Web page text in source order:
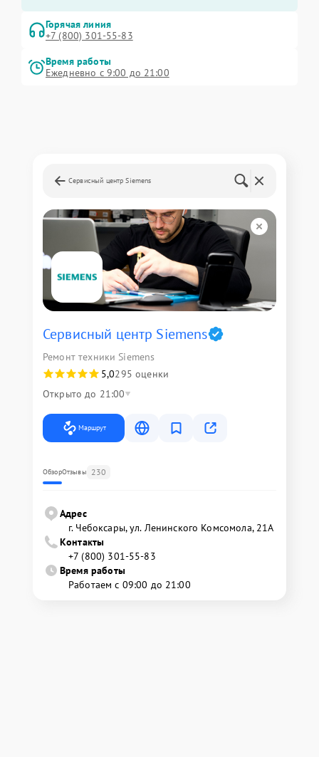
Горячая линия
+7 (800) 301-55-83
Время работы
Ежедневно с 9:00 до 21:00
Сервисный центр Siemens
Сервисный центр Siemens
Ремонт техники Siemens
5,0295 оценки
Открыто до 21:00
Маршрут
ОбзорОтзывы 230
Адрес
г. Чебоксары, ул. Ленинского Комсомола, 21А
Контакты
+7 (800) 301-55-83
Время работы
Работаем с 09:00 до 21:00